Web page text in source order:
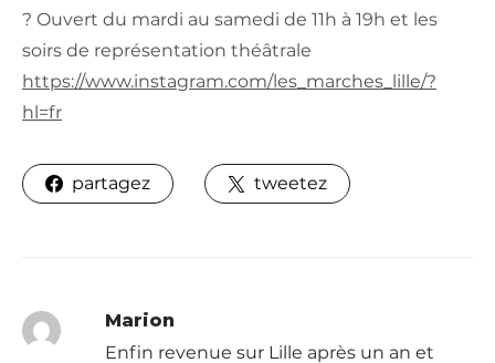
? Ouvert du mardi au samedi de 11h à 19h et les
soirs de représentation théâtrale
https://www.instagram.com/les_marches_lille/?
hl=fr
partagez tweetez
Marion
Enfin revenue sur Lille après un an et